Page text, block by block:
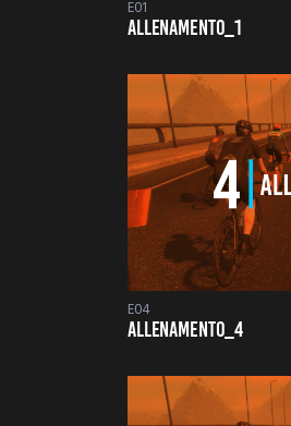
E01
ALLENAMENTO_1
E04
ALLENAMENTO_4